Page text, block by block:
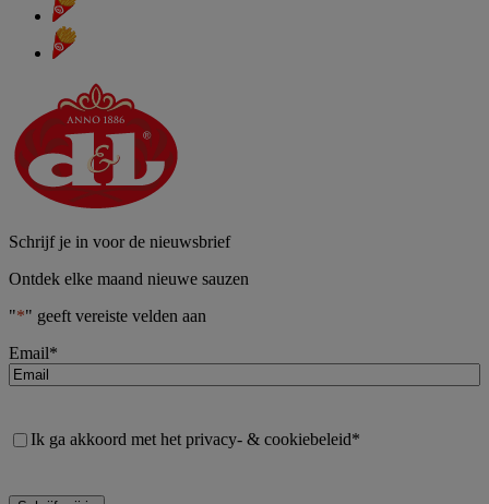
Schrijf je in voor de nieuwsbrief
Ontdek elke maand nieuwe sauzen
"*" geeft vereiste velden aan
Email*
Consent *
Ik ga akkoord met het privacy- & cookiebeleid*